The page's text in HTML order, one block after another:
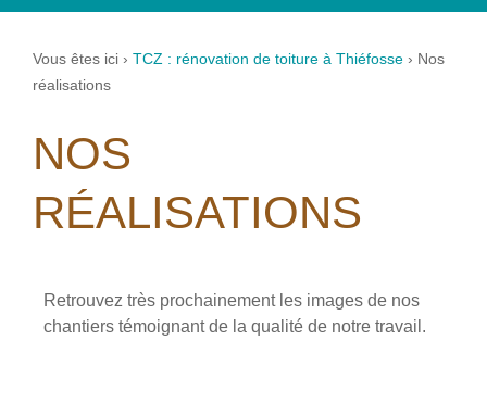
Vous êtes ici › TCZ : rénovation de toiture à Thiéfosse › Nos
réalisations
NOS
RÉALISATIONS
Retrouvez très prochainement les images de nos
chantiers témoignant de la qualité de notre travail.